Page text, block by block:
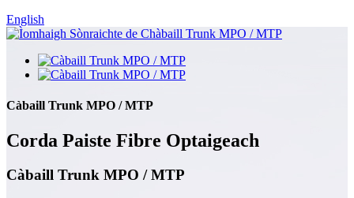
English
Càbaill Trunk MPO / MTP
Corda Paiste Fibre Optaigeach
Càbaill Trunk MPO / MTP